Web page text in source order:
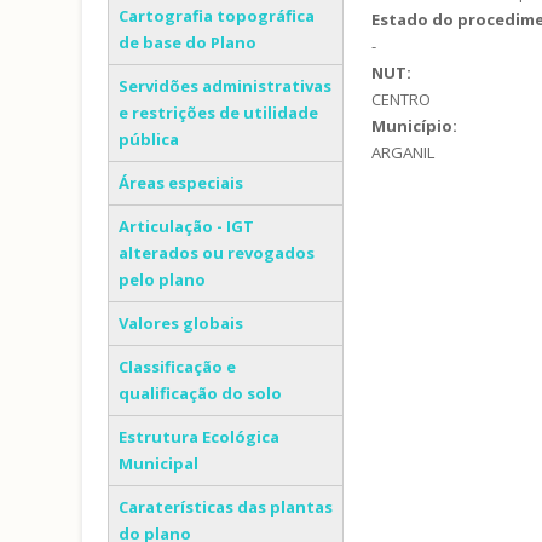
Cartografia topográfica
de base do Plano
Servidões administrativas
e restrições de utilidade
pública
Áreas especiais
Articulação - IGT
alterados ou revogados
pelo plano
Valores globais
Classificação e
qualificação do solo
Estrutura Ecológica
Municipal
Caraterísticas das plantas
do plano
Estado do
-
NUT:
CENTRO
Município:
ARGANIL